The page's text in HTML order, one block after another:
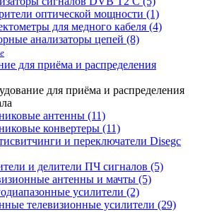
оптической мощности (1)
для медного кабеля (4)
анализаторы цепей (8)
для приёма и распределения
для приёма и распределения
антенны (11)
конвертеры (11)
и переключатели Disegc
и делители ПЧ сигналов (5)
антенны и мачты (5)
усилители (2)
телевизионные усилители (29)